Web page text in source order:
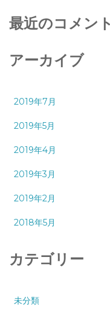
最近のコメント
アーカイブ
2019年7月
2019年5月
2019年4月
2019年3月
2019年2月
2018年5月
カテゴリー
未分類